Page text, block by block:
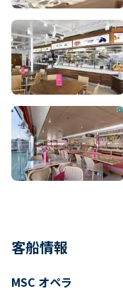
客船情報
MSC オペラ